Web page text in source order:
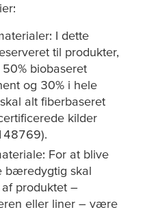
I dette
til produkter,
biobaseret
og 30% i hele
alt fiberbaseret
kilder
For at blive
bæredygtig skal
produktet –
eller liner – være